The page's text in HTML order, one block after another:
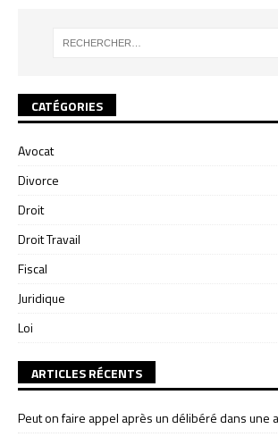
CATÉGORIES
Avocat
Divorce
Droit
Droit Travail
Fiscal
Juridique
Loi
ARTICLES RÉCENTS
Peut on faire appel après un délibéré dans une